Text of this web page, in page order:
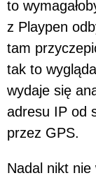
to
z Playpen
tam
tak to
wydaje się
adresu IP od
przez GPS.
Nadal nikt